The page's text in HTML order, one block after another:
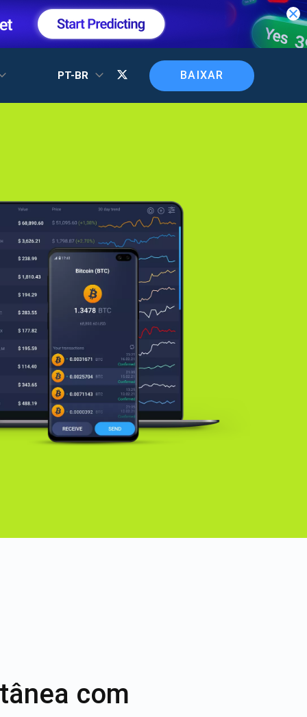
PT-BR BAIXAR
com